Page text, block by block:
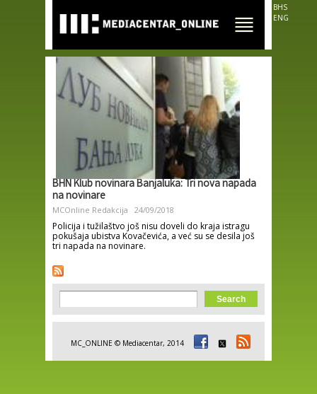
main
content
BHS
ENG
BHN Klub novinara Banjaluka: Tri nova napada
na novinare
MCOnline Redakcija 24/09/2018
Policija i tužilaštvo još nisu doveli do kraja istragu
pokušaja ubistva Kovačevića, a već su se desila još
tri napada na novinare.
Search form
Search
MC_ONLINE © Mediacentar, 2014